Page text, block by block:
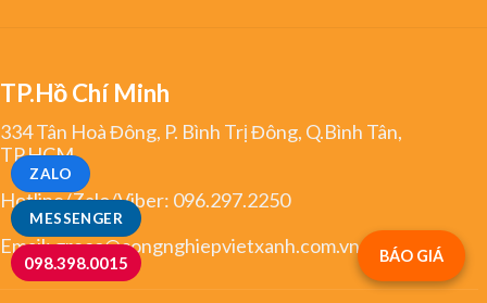
MESSENGER
ZALO
098.398.0015
TP.Hồ Chí Minh
334 Tân Hoà Đông, P. Bình Trị Đông, Q.Bình Tân,
TP.HCM
Hotline/Zalo/Viber: 096.297.2250
Email:greco@congnghiepvietxanh.com.vn BÁO GIÁ